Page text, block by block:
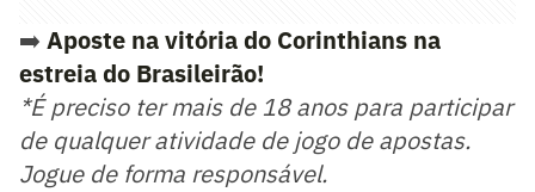
➡️ Aposte na vitória do Corinthians na
estreia do Brasileirão!
*É preciso ter mais de 18 anos para participar
de qualquer atividade de jogo de apostas.
Jogue de forma responsável.